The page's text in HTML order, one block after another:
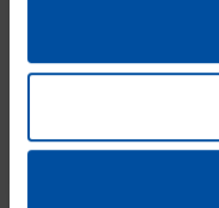
Water & Sewage
Privacy Policy